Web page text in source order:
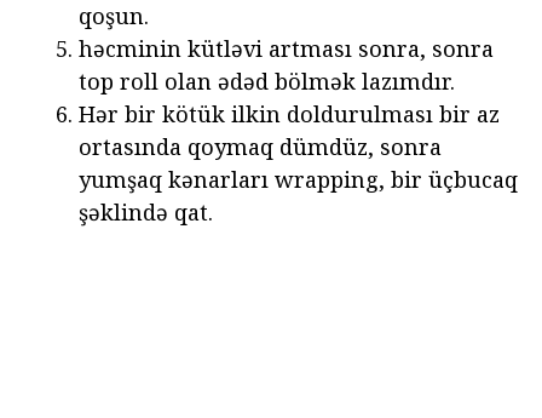
qoşun.
həcminin kütləvi artması sonra, sonra
top roll olan ədəd bölmək lazımdır.
Hər bir kötük ilkin doldurulması bir az
ortasında qoymaq dümdüz, sonra
yumşaq kənarları wrapping, bir üçbucaq
şəklində qat.